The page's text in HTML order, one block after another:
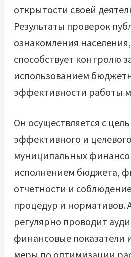
открытости своей
Результаты проверок
ознакомления
способствует контролю
использованием
эффективности работы
Он осуществляется с
эффективного и
муниципальных
исполнением бюджета,
отчетности и
процедур и нормативов.
регулярно проводит
финансовые показатели